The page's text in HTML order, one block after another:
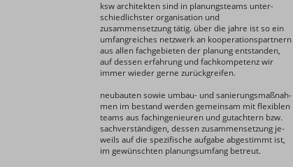
ksw architekten sind in planungsteams unter­
schied­lichs­ter organisation und
zusammensetzung tätig. über die jahre ist so ein
umfangreiches netz­werk an koope­rations­partnern
aus allen fach­ge­bie­ten der planung entstanden,
auf dessen erfah­rung und fachkompetenz wir
immer wieder gerne zurückgreifen.
neubauten sowie umbau- und sanierungs­maß­nah­
men im bestand werden gemeinsam mit flexiblen
teams aus fach­ingenieuren und gutachtern bzw.
sach­ver­ständigen, des­sen zusammensetzung je­
weils auf die spezifische auf­gabe abge­stimmt ist,
im gewünschten planungsumfang betreut.